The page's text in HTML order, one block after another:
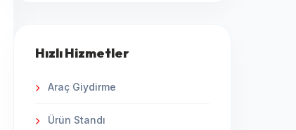
Hızlı Hizmetler
Araç Giydirme
Ürün Standı